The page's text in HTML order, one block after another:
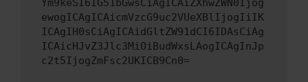
Ym9keSI6IG51bGwsCiAgICAiZXhwZWN0Ijog
ewogICAgICAicmVzcG9uc2VUeXBlIjogIiIK
ICAgIH0sCiAgICAidGltZW91dCI6IDAsCiAg
ICAicHJvZ3Jlc3MiOiBudWxsLAogICAgInJp
c2t5IjogZmFsc2UKICB9Cn0=